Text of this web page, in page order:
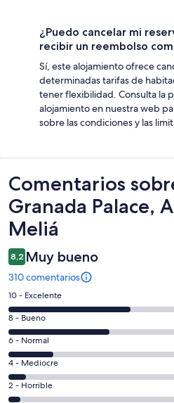
¿Puedo cancelar mi
recibir un reembolso
Sí, este alojamiento ofrece
determinadas tarifas de
tener flexibilidad. Consulta la
alojamiento en nuestra web
sobre las condiciones y las
Comentarios
Comentarios
Granada Palace,
Meliá
8,2 Muy bueno
310 comentarios
127
comentarios
de
un
total
de
310
con
10 - Excelente
106
comentarios
de
un
total
de
8 - Bueno
46
comentarios
de
un
6 - Normal
18
comentarios
de
4 - Mediocre
13
2 - Horrible